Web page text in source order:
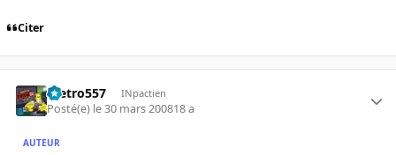
Citer
metro557 INpactien
Posté(e) le 30 mars 200818 a
AUTEUR